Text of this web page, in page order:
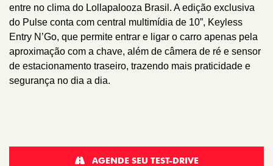
entre no clima do Lollapalooza Brasil. A edição exclusiva
do Pulse conta com central multimídia de 10”, Keyless
Entry N’Go, que permite entrar e ligar o carro apenas pela
aproximação com a chave, além de câmera de ré e sensor
de estacionamento traseiro, trazendo mais praticidade e
segurança no dia a dia.
AGENDE SEU TEST-DRIVE